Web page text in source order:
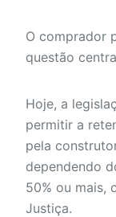
O comprador
questão
Hoje, a
permitir a
pela
dependendo
50% ou mais,
Justiça.